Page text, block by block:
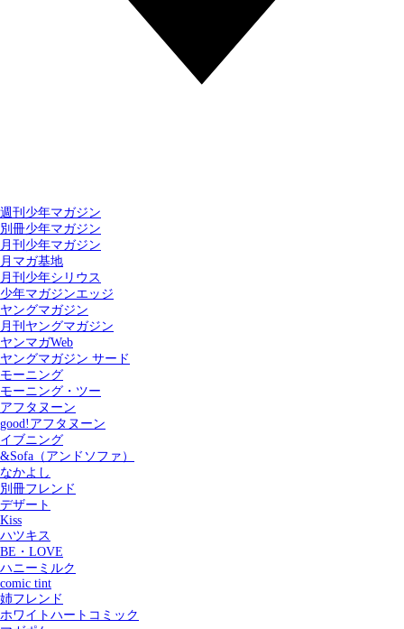
週刊少年マガジン
別冊少年マガジン
月刊少年マガジン
月マガ基地
月刊少年シリウス
少年マガジンエッジ
ヤングマガジン
月刊ヤングマガジン
ヤンマガWeb
ヤングマガジン サード
モーニング
モーニング・ツー
アフタヌーン
good!アフタヌーン
イブニング
&Sofa（アンドソファ）
なかよし
別冊フレンド
デザート
Kiss
ハツキス
BE・LOVE
ハニーミルク
comic tint
姉フレンド
ホワイトハートコミック